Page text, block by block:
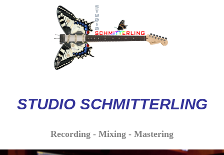
STUDIO SCHMITTERLING
Recording - Mixing - Mastering